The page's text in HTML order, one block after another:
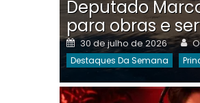
Deputado
para obras e
Posted
on
30 de julho de 2026
Destaques Da Semana